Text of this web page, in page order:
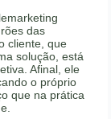
das
cliente, que
solução, está
Afinal, ele
o próprio
que na prática